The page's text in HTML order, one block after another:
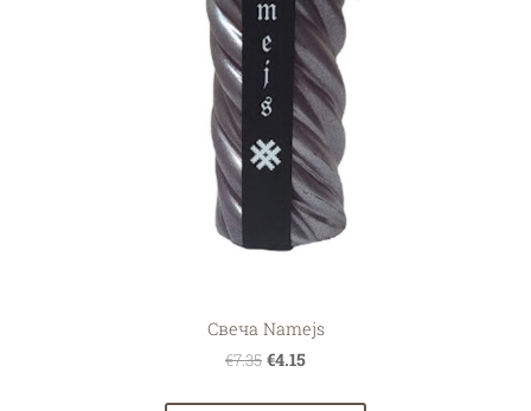
Свеча Namejs
€7.35 €4.15